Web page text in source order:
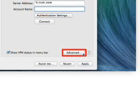
lv.trust.zone